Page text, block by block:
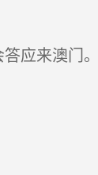
应来澳门。